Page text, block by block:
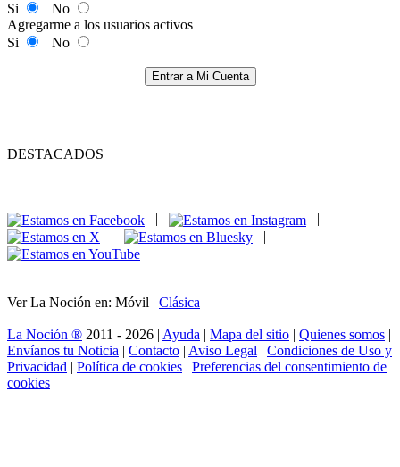
Si
No
Agregarme a los usuarios activos
Si
No
Entrar a Mi Cuenta
DESTACADOS
|
|
Ver La Noción en: Móvil | Clásica
La Noción ® 2011 - 2026 | Ayuda | Mapa del sitio | Quienes somos |
Envíanos tu Noticia | Contacto | Aviso Legal | Condiciones de Uso y
Privacidad | Política de cookies | Preferencias del consentimiento de
cookies